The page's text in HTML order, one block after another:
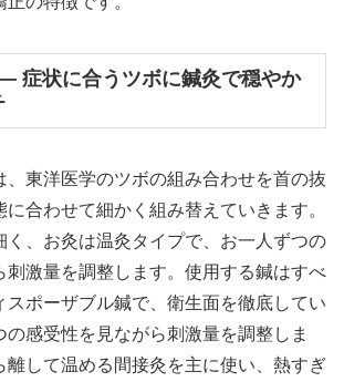
症状に合うツボに鍼灸で穏やか
、東洋医学のツボの組み合わせを首の抜
合わせて細かく組み替えていきます。
く、お灸は温灸タイプで、お一人ずつの
刺激量を調整します。使用する鍼はすべ
スポーザブル鍼で、衛生面を徹底してい
の感受性を見ながら刺激量を調整しま
離して温める間接灸を主に使い、熱すぎ